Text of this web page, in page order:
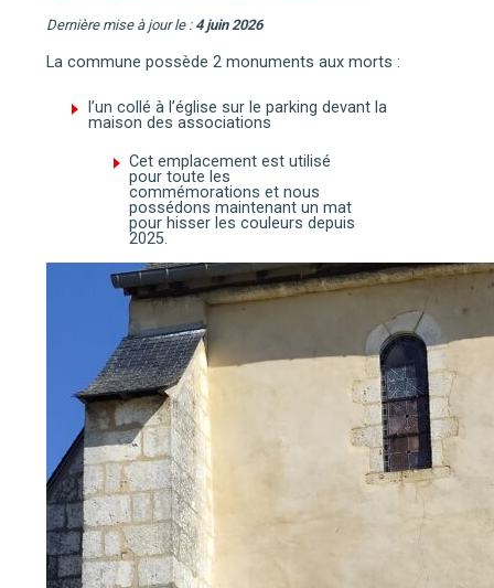
Dernière mise à jour le : 4 juin 2026
La commune possède 2 monuments aux morts :
l’un collé à l’église sur le parking devant la
maison des associations
Cet emplacement est utilisé
pour toute les
commémorations et nous
possédons maintenant un mat
pour hisser les couleurs depuis
2025.